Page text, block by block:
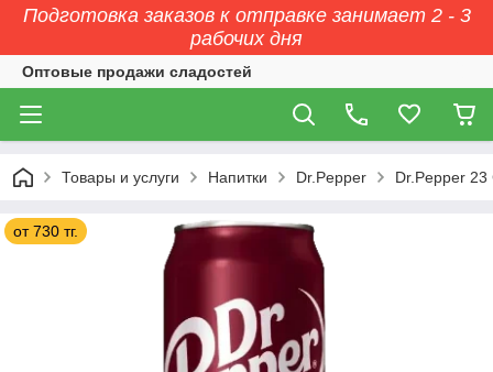
Подготовка заказов к отправке занимает 2 - 3
рабочих дня
Оптовые продажи сладостей
Товары и услуги Напитки Dr.Pepper Dr.Pepper
от 730 тг.